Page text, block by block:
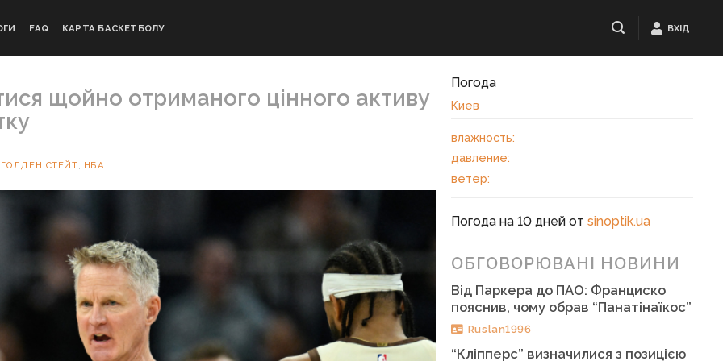
FAQ КАРТА БАСКЕТБОЛУ ВХІД
щойно отриманого цінного активу
ГОЛДЕН СТЕЙТ НБА
Погода
Киев
влажность:
давление:
ветер:
Погода на 10 дней отsinoptik.ua
ОБГОВОРЮВАНІ НОВИНИ
Від Паркера до ПАО: Франциско
пояснив, чому обрав “Панатінаїкос”
Ruslan1996
“Кліпперс” визначилися з позицією